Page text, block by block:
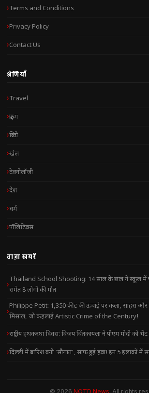
Terms and Conditions
Privacy Policy
Contact Us
श्रेणियाँ
Travel
क्राइम
क्रिप्टो
खेल
टेक्नोलॉजी
देश
धर्म
पॉलिटिक्स
ताज़ा खबरें
Thailand School Shooting: 14 साल के छात्र ने स्कूल में
समेत 8 लोगों की मौत
Philippe Petit: 1,350 फीट की ऊंचाई पर कला, साहस और
मिसाल, जो कहलाई Artistic Crime of the Century!
राष्ट्रीय हथकरघा दिवस: विजय चिंतकायला ने पीएम मोदी को
दिल्ली में बारिश बनी ‘सौगात’, साफ हुई हवा! इन 5 इलाकों
© 2026 NOTD News. All rights